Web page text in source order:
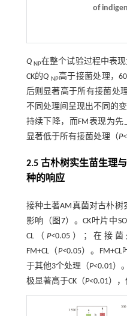
of
Q NP在整个试验过程中表现
CK的Q NP高于接菌处理，
后则显著高于所有接菌处
不同处理间呈现出不同的变
持续下降，而FM表现为先
显著低于所有接菌处理（P<
2.5 古朴树实生苗生理
种的响应
接种土著AM真菌对古朴
影响（ 图7）。CK叶片中
CL（P<0.05）；在接
FM+CL（P<0.05）。
于其他3个处理（P<0.01）
极显著高于CK（P<0.01）